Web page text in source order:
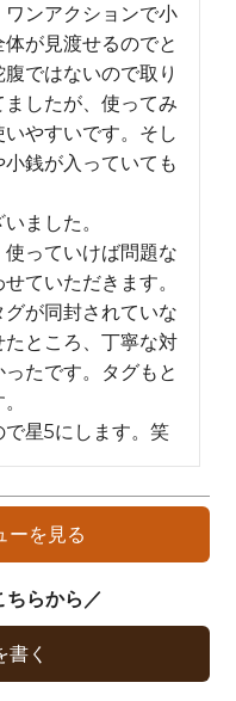
ンアクションで小
が見渡せるのでと
ではないので取り
したが、使ってみ
やすいです。そし
銭が入っていても
ました。
っていけば問題な
ていただきます。
が同封されていな
ところ、丁寧な対
たです。タグもと
星5にします。笑
ーを見る
書く